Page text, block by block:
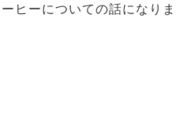
ヒーについての話になりま